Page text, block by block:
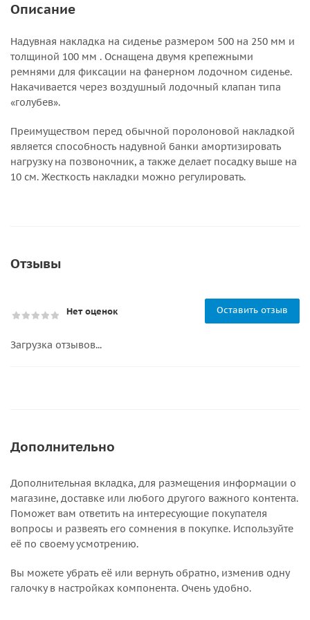
Описание
Надувная накладка на сиденье размером 500 на 250 мм и
толщиной 100 мм . Оснащена двумя крепежными
ремнями для фиксации на фанерном лодочном сиденье.
Накачивается через воздушный лодочный клапан типа
«голубев».
Преимуществом перед обычной поролоновой накладкой
является способность надувной банки амортизировать
нагрузку на позвоночник, а также делает посадку выше на
10 см. Жесткость накладки можно регулировать.
Отзывы
Нет оценок Оставить отзыв
Загрузка отзывов...
Дополнительно
Дополнительная вкладка, для размещения информации о
магазине, доставке или любого другого важного контента.
Поможет вам ответить на интересующие покупателя
вопросы и развеять его сомнения в покупке. Используйте
её по своему усмотрению.
Вы можете убрать её или вернуть обратно, изменив одну
галочку в настройках компонента. Очень удобно.